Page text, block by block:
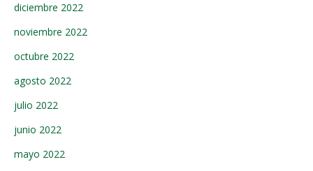
diciembre 2022
noviembre 2022
octubre 2022
agosto 2022
julio 2022
junio 2022
mayo 2022